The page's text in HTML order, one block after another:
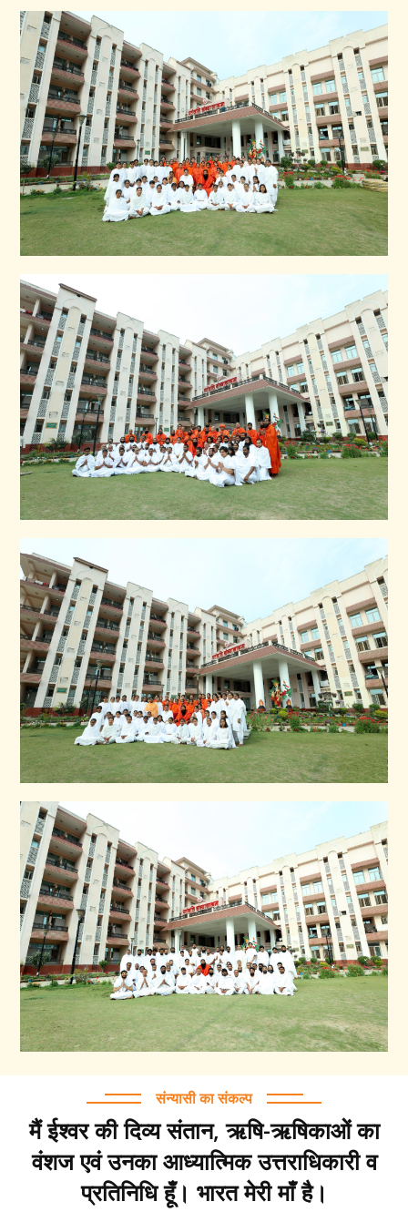
संन्यासी का संकल्प
मैं ईश्वर की दिव्य संतान, ऋषि-ऋषिकाओं का
वंशज एवं उनका आध्यात्मिक उत्तराधिकारी व
प्रतिनिधि हूँ। भारत मेरी माँ है।